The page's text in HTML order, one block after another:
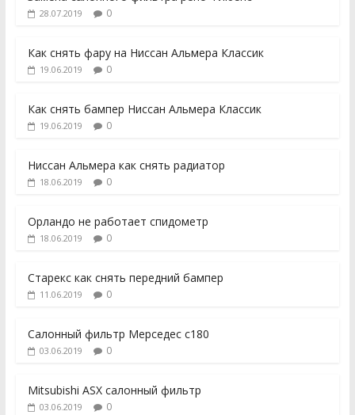
28.07.2019 0
Как снять фару на Ниссан Альмера Классик
19.06.2019 0
Как снять бампер Ниссан Альмера Классик
19.06.2019 0
Ниссан Альмера как снять радиатор
18.06.2019 0
Орландо не работает спидометр
18.06.2019 0
Старекс как снять передний бампер
11.06.2019 0
Салонный фильтр Мерседес с180
03.06.2019 0
Mitsubishi ASX салонный фильтр
03.06.2019 0